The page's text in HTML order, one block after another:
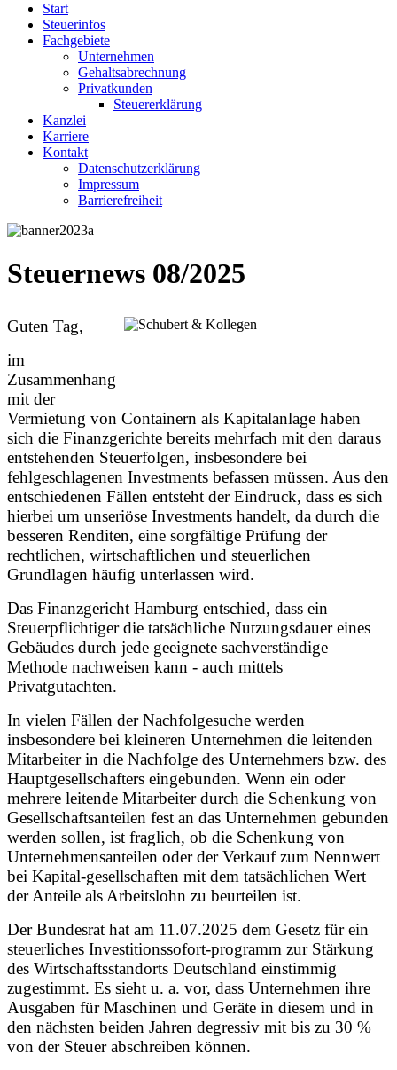
Start
Steuerinfos
Fachgebiete
Unternehmen
Gehaltsabrechnung
Privatkunden
Steuererklärung
Kanzlei
Karriere
Kontakt
Datenschutzerklärung
Impressum
Barrierefreiheit
Steuernews 08/2025
Guten Tag,
im
Zusammenhang
mit der
Vermietung von Containern als Kapitalanlage haben
sich die Finanzgerichte bereits mehrfach mit den daraus
entstehenden Steuerfolgen, insbesondere bei
fehlgeschlagenen Investments befassen müssen. Aus den
entschiedenen Fällen entsteht der Eindruck, dass es sich
hierbei um unseriöse Investments handelt, da durch die
besseren Renditen, eine sorgfältige Prüfung der
rechtlichen, wirtschaftlichen und steuerlichen
Grundlagen häufig unterlassen wird.
Das Finanzgericht Hamburg entschied, dass ein
Steuerpflichtiger die tatsächliche Nutzungsdauer eines
Gebäudes durch jede geeignete sachverständige
Methode nachweisen kann - auch mittels
Privatgutachten.
In vielen Fällen der Nachfolgesuche werden
insbesondere bei kleineren Unternehmen die leitenden
Mitarbeiter in die Nachfolge des Unternehmers bzw. des
Hauptgesellschafters eingebunden. Wenn ein oder
mehrere leitende Mitarbeiter durch die Schenkung von
Gesellschaftsanteilen fest an das Unternehmen gebunden
werden sollen, ist fraglich, ob die Schenkung von
Unternehmensanteilen oder der Verkauf zum Nennwert
bei Kapital-gesellschaften mit dem tatsächlichen Wert
der Anteile als Arbeitslohn zu beurteilen ist.
Der Bundesrat hat am 11.07.2025 dem Gesetz für ein
steuerliches Investitionssofort-programm zur Stärkung
des Wirtschaftsstandorts Deutschland einstimmig
zugestimmt. Es sieht u. a. vor, dass Unternehmen ihre
Ausgaben für Maschinen und Geräte in diesem und in
den nächsten beiden Jahren degressiv mit bis zu 30 %
von der Steuer abschreiben können.